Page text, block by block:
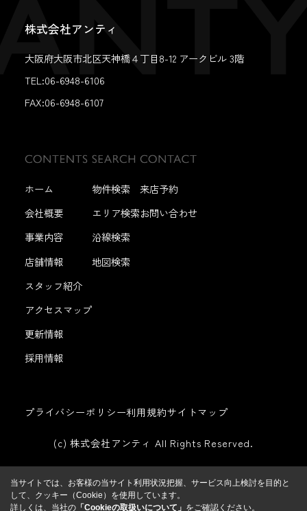
株式会社アンティ
大阪府大阪市北区天神橋４丁目8-12 アークビル 3階
TEL:06-6948-6106
FAX:06-6948-6107
ホーム
会社概要
事業内容
店舗情報
スタッフ紹介
アクセスマップ
更新情報
採用情報
物件検索
エリア検索
沿線検索
地図検索
来店予約
お問い合わせ
プライバシーポリシー利用規約サイトマップ
(c) 株式会社アンティ All Rights Reserved.
当サイトでは、お客様の当サイト利用状況把握、サービス向上検討を目的と
して、クッキー（Cookie）を使用しています。
詳しくは、当社の 「Cookieの取扱いについて」 をご確認ください。